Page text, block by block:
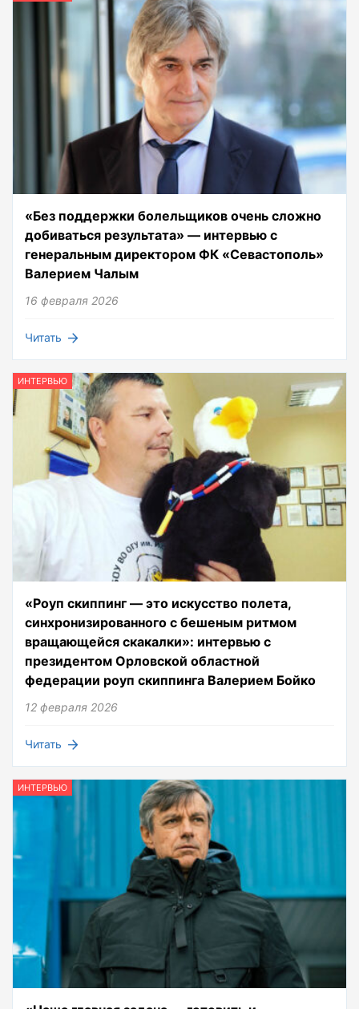
«Без поддержки болельщиков очень сложно
добиваться результата» — интервью с
генеральным директором ФК «Севастополь»
Валерием Чалым
16 февраля 2026
Читать
ИНТЕРВЬЮ
«Роуп скиппинг — это искусство полета,
синхронизированного с бешеным ритмом
вращающейся скакалки»: интервью с
президентом Орловской областной
федерации роуп скиппинга Валерием Бойко
12 февраля 2026
Читать
ИНТЕРВЬЮ